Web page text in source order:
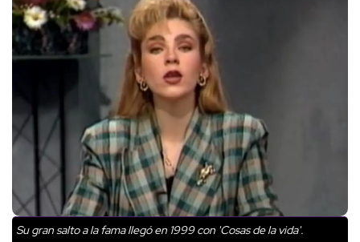
Su gran salto a la fama llegó en 1999 con 'Cosas de la vida'.